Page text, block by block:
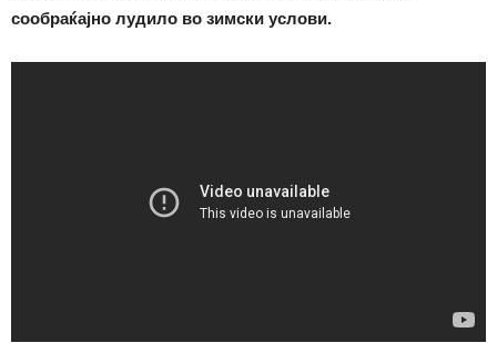
сообраќајно лудило во зимски услови.